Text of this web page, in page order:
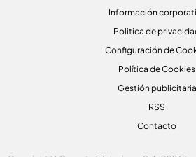
Información
Politica de
Configuración de
Política de Cookies
Gestión publicitaria
RSS
Contacto